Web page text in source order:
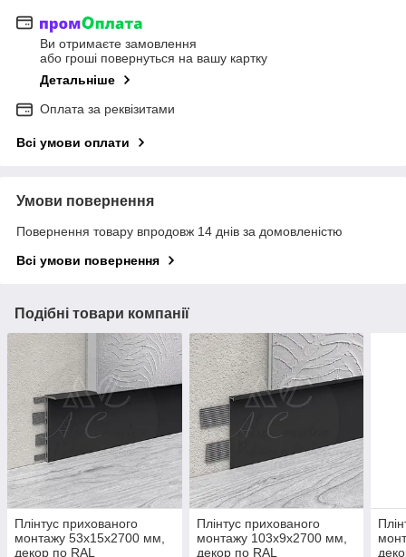
Ви отримаєте замовлення
або гроші повернуться на вашу картку
Детальніше
Оплата за реквізитами
Всі умови оплати
Умови повернення
Повернення товару впродовж 14 днів за домовленістю
Всі умови повернення
Подібні товари компанії
Плінтус прихованого
монтажу 53х15х2700 мм,
декор по RAL
Плінтус прихованого
монтажу 103х9х2700 мм,
декор по RAL